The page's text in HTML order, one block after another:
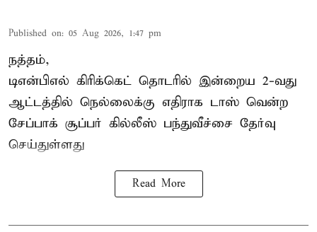
Published on: 05 Aug 2026, 1:47 pm
நத்தம்,
டிஎன்பிஎல் கிரிக்கெட் தொடரில் இன்றைய 2-வது
ஆட்டத்தில் நெல்லைக்கு எதிராக டாஸ் வென்ற
சேப்பாக் சூப்பர் கில்லீஸ் பந்துவீச்சை தேர்வு
செய்துள்ளது
Read More